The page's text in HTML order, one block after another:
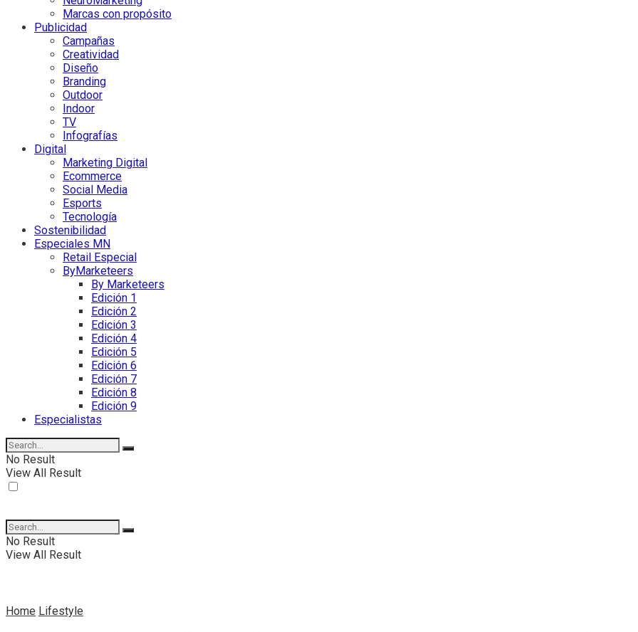
Marcas con propósito
Publicidad
Campañas
Creatividad
Diseño
Branding
Outdoor
Indoor
TV
Infografías
Digital
Marketing Digital
Ecommerce
Social Media
Esports
Tecnología
Sostenibilidad
Especiales MN
Retail Especial
ByMarketeers
By Marketeers
Edición 1
Edición 2
Edición 3
Edición 4
Edición 5
Edición 6
Edición 7
Edición 8
Edición 9
Especialistas
No Result
View All Result
No Result
View All Result
Home Lifestyle